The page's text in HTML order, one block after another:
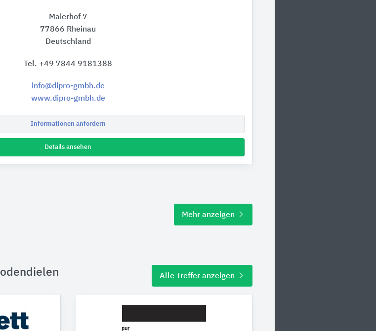
Maierhof 7
77866 Rheinau
Deutschland
Tel. +49 7844 9181388
info@dipro-gmbh.de
www.dipro-gmbh.de
Informationen anfordern
Details ansehen
Mehr anzeigen
Alle Treffer anzeigen